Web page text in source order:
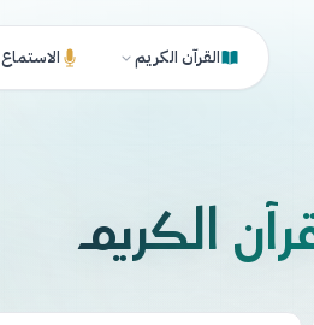
القرآن الكريم الاستماع
الكريم